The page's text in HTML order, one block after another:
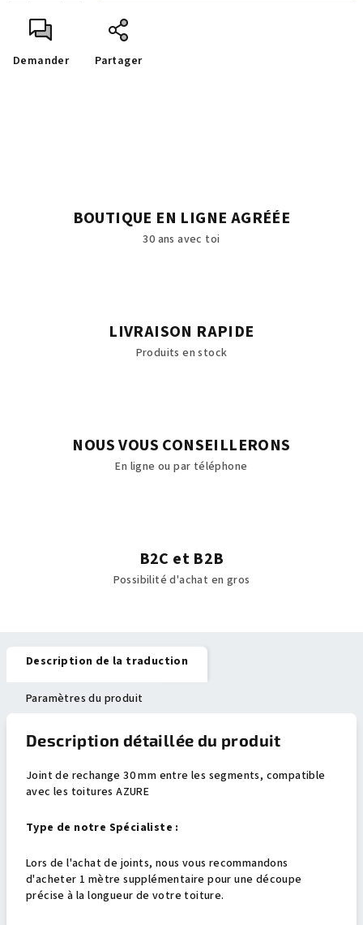
Demander Partager
BOUTIQUE EN LIGNE AGRÉÉE
30 ans avec toi
LIVRAISON RAPIDE
Produits en stock
NOUS VOUS CONSEILLERONS
En ligne ou par téléphone
B2C et B2B
Possibilité d'achat en gros
Description de la traduction
Paramètres du produit
Description détaillée du produit
Joint de rechange 30 mm entre les segments, compatible
avec les toitures AZURE
Type de notre Spécialiste :
Lors de l'achat de joints, nous vous recommandons
d'acheter 1 mètre supplémentaire pour une découpe
précise à la longueur de votre toiture.